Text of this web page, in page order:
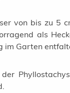
von bis zu 5
als
im Garten